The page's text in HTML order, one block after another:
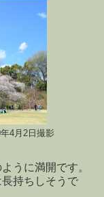
4月2日撮影
うに満開です。
持ちしそうで